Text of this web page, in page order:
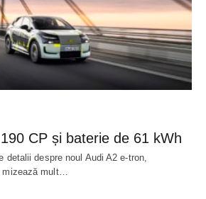
CP și baterie de 61 kWh
detalii despre noul Audi A2 e-tron,
mult…